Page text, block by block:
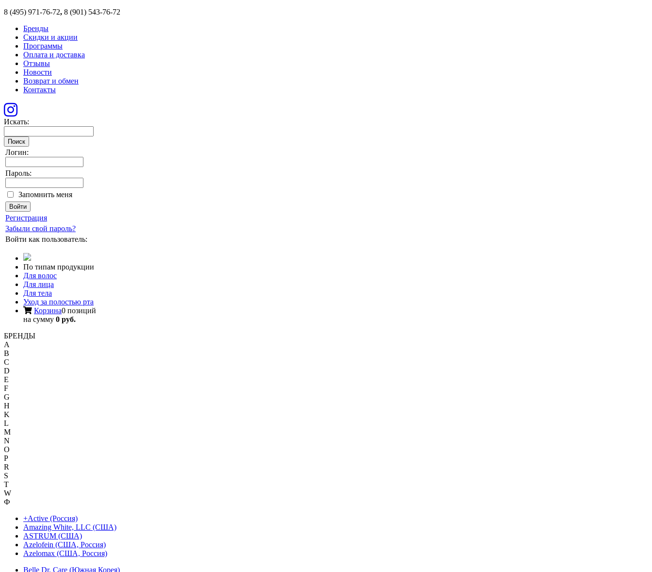
8 (495) 971-76-72, 8 (901) 543-76-72
Бренды
Скидки и акции
Программы
Оплата и доставка
Отзывы
Новости
Возврат и обмен
Контакты
Искать:
Поиск
Логин:
Пароль:
Запомнить меня
Регистрация
Забыли свой пароль?
Войти как пользователь:
По типам продукции
Для волос
Для лица
Для тела
Уход за полостью рта
Корзина0 позиций
на сумму 0 руб.
БРЕНДЫ
A
B
C
D
E
F
G
H
K
L
M
N
O
P
R
S
T
W
Ф
+Active (Россия)
Amazing White, LLC (США)
ASTRUM (США)
Azelofein (США, Россия)
Azelomax (США, Россия)
Belle Dr. Care (Южная Корея)